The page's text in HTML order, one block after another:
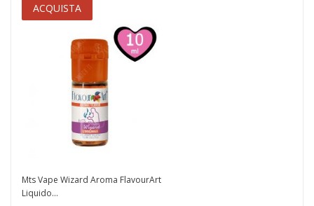
ACQUISTA
Mts Vape Wizard Aroma FlavourArt
Liquido...